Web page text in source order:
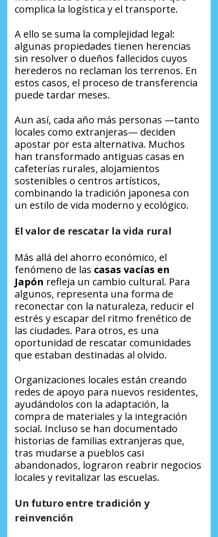
complica la logística y el transporte.
A ello se suma la complejidad legal:
algunas propiedades tienen herencias
sin resolver o dueños fallecidos cuyos
herederos no reclaman los terrenos. En
estos casos, el proceso de transferencia
puede tardar meses.
Aun así, cada año más personas —tanto
locales como extranjeras— deciden
apostar por esta alternativa. Muchos
han transformado antiguas casas en
cafeterías rurales, alojamientos
sostenibles o centros artísticos,
combinando la tradición japonesa con
un estilo de vida moderno y ecológico.
El valor de rescatar la vida rural
Más allá del ahorro económico, el
fenómeno de las casas vacías en
Japón refleja un cambio cultural. Para
algunos, representa una forma de
reconectar con la naturaleza, reducir el
estrés y escapar del ritmo frenético de
las ciudades. Para otros, es una
oportunidad de rescatar comunidades
que estaban destinadas al olvido.
Organizaciones locales están creando
redes de apoyo para nuevos residentes,
ayudándolos con la adaptación, la
compra de materiales y la integración
social. Incluso se han documentado
historias de familias extranjeras que,
tras mudarse a pueblos casi
abandonados, lograron reabrir negocios
locales y revitalizar las escuelas.
Un futuro entre tradición y
reinvención